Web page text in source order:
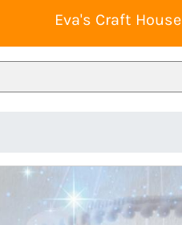
Eva's Craft House